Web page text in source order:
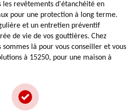
les revêtements d'étanchéité en
pour une protection à long terme.
et un entretien préventif
de vie de vos gouttières. Chez
sommes là pour vous conseiller et vous
à 15250, pour une maison à